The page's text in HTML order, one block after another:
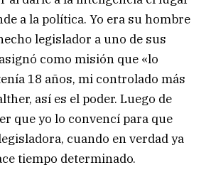
a la política. Yo era su hombre
legislador a uno de sus
como misión que «lo
18 años, mi controlado más
así es el poder. Luego de
que yo lo convencí para que
cuando en verdad ya
tiempo determinado.